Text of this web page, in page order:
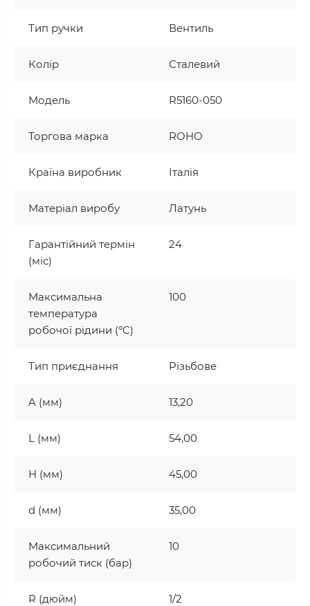
Тип ручки Вентиль
Колір Сталевий
Модель R5160-050
Торгова марка ROHO
Країна виробник Італія
Матеріал виробу Латунь
Гарантійний термін
(міс)
24
Максимальна
температура
робочої рідини (°C)
100
Тип приєднання Різьбове
A (мм) 13,20
L (мм) 54,00
H (мм) 45,00
d (мм) 35,00
Максимальний
робочий тиск (бар)
10
R (дюйм) 1/2